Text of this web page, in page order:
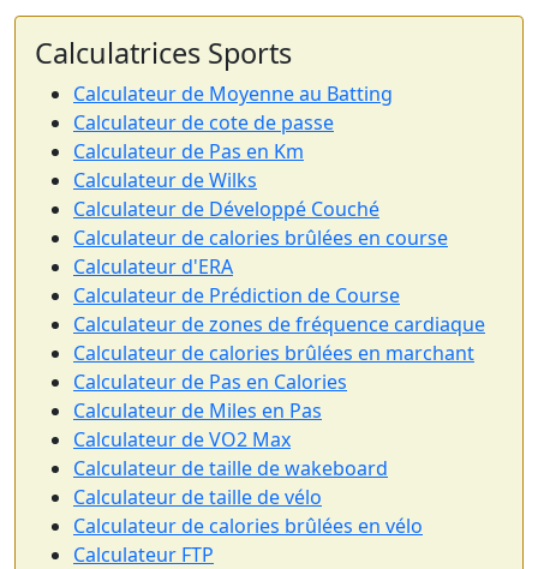
Calculatrices Sports
Calculateur de Moyenne au Batting
Calculateur de cote de passe
Calculateur de Pas en Km
Calculateur de Wilks
Calculateur de Développé Couché
Calculateur de calories brûlées en course
Calculateur d'ERA
Calculateur de Prédiction de Course
Calculateur de zones de fréquence cardiaque
Calculateur de calories brûlées en marchant
Calculateur de Pas en Calories
Calculateur de Miles en Pas
Calculateur de VO2 Max
Calculateur de taille de wakeboard
Calculateur de taille de vélo
Calculateur de calories brûlées en vélo
Calculateur FTP